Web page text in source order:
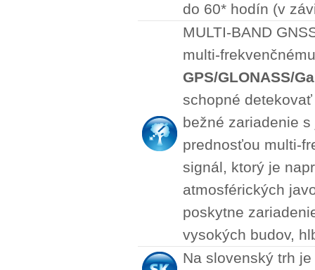
do 60* hodín (v
MULTI-BAND
multi-
GPS/GLONASS/
schopné
bežné zariadenie
prednosťou multi-
signál, ktorý je
atmosférických
poskytne
vysokých budov,
Na slovenský trh